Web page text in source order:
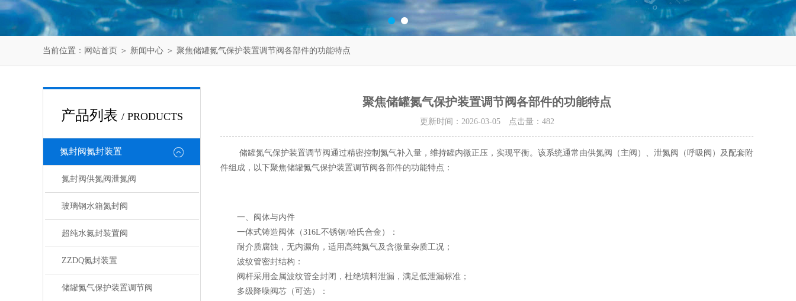
当前位置： 网站首页 ＞ 新闻中心 ＞ 聚焦储罐氮气保护装置调节阀各部件的功能特点
产品列表 / PRODUCTS
氮封阀氮封装置
氮封阀供氮阀泄氮阀
玻璃钢水箱氮封阀
超纯水氮封装置阀
ZZDQ氮封装置
储罐氮气保护装置调节阀
聚焦储罐氮气保护装置调节阀各部件的功能特点
更新时间：2026-03-05 点击量： 482
储罐氮气保护装置调节阀通过精密控制氮气补入量，维持罐内微正压，实现平衡。该系统通常由供氮阀（主阀）、泄氮阀（呼吸阀）及配套附
件组成，以下聚焦储罐氮气保护装置调节阀各部件的功能特点：
一、阀体与内件
一体式铸造阀体（316L不锈钢/哈氏合金）：
耐介质腐蚀，无内漏角，适用高纯氮气及含微量杂质工况；
波纹管密封结构：
阀杆采用金属波纹管全封闭，杜绝填料泄漏，满足低泄漏标准；
多级降噪阀芯（可选）：